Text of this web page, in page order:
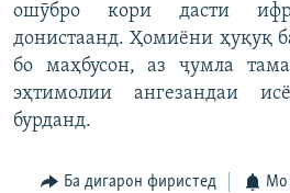
ошӯбро кори дасти
донистаанд. Ҳомиёни ҳуқуқ
бо маҳбусон, аз ҷумла
эҳтимолии ангезандаи
бурданд.
Ба дигарон фиристед Мо